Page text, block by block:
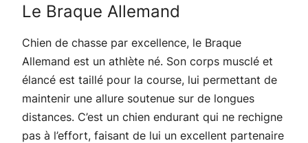
Le Braque Allemand
Chien de chasse par excellence, le Braque
Allemand est un athlète né. Son corps musclé et
élancé est taillé pour la course, lui permettant de
maintenir une allure soutenue sur de longues
distances. C’est un chien endurant qui ne rechigne
pas à l’effort, faisant de lui un excellent partenaire